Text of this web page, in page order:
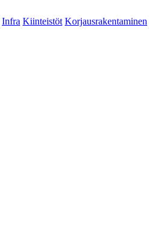
Infra Kiinteistöt Korjausrakentaminen